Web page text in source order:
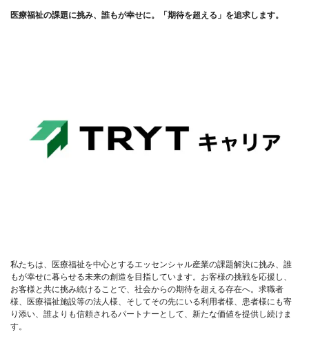
医療福祉の課題に挑み、誰もが幸せに。「期待を超える」を追求します。
私たちは、医療福祉を中心とするエッセンシャル産業の課題解決に挑み、誰
もが幸せに暮らせる未来の創造を目指しています。お客様の挑戦を応援し、
お客様と共に挑み続けることで、社会からの期待を超える存在へ。求職者
様、医療福祉施設等の法人様、そしてその先にいる利用者様、患者様にも寄
り添い、誰よりも信頼されるパートナーとして、新たな価値を提供し続けま
す。